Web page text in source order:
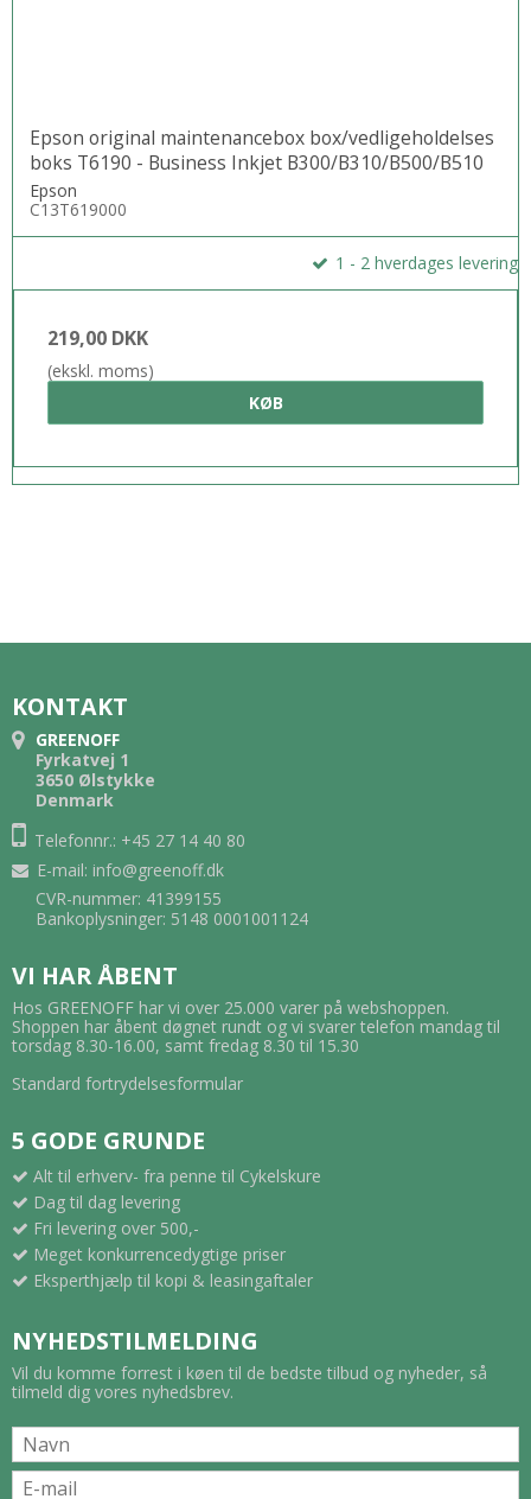
Epson original maintenancebox box/vedligeholdelses
boks T6190 - Business Inkjet B300/B310/B500/B510
Epson
C13T619000
1 - 2 hverdages levering
219,00 DKK
(ekskl. moms)
KØB
KONTAKT
GREENOFF
Fyrkatvej 1
3650 Ølstykke
Denmark
Telefonnr.: +45 27 14 40 80
E-mail: info@greenoff.dk
CVR-nummer: 41399155
Bankoplysninger: 5148 0001001124
VI HAR ÅBENT
Hos GREENOFF har vi over 25.000 varer på webshoppen.
Shoppen har åbent døgnet rundt og vi svarer telefon mandag til
torsdag 8.30-16.00, samt fredag 8.30 til 15.30
Standard fortrydelsesformular
5 GODE GRUNDE
Alt til erhverv- fra penne til Cykelskure
Dag til dag levering
Fri levering over 500,-
Meget konkurrencedygtige priser
Eksperthjælp til kopi & leasingaftaler
NYHEDSTILMELDING
Vil du komme forrest i køen til de bedste tilbud og nyheder, så
tilmeld dig vores nyhedsbrev.